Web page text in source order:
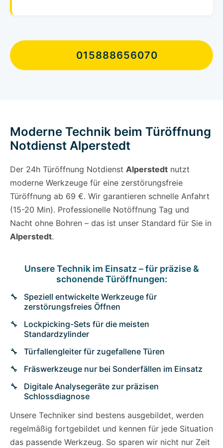
015888656070
Moderne Technik beim Türöffnung
Notdienst Alperstedt
Der 24h Türöffnung Notdienst Alperstedt nutzt
moderne Werkzeuge für eine zerstörungsfreie
Türöffnung ab 69 €. Wir garantieren schnelle Anfahrt
(15-20 Min). Professionelle Notöffnung Tag und
Nacht ohne Bohren – das ist unser Standard für Sie in
Alperstedt.
Unsere Technik im Einsatz – für präzise &
schonende Türöffnungen:
Speziell entwickelte Werkzeuge für
zerstörungsfreies Öffnen
Lockpicking-Sets für die meisten
Standardzylinder
Türfallengleiter für zugefallene Türen
Fräswerkzeuge nur bei Sonderfällen im Einsatz
Digitale Analysegeräte zur präzisen
Schlossdiagnose
Unsere Techniker sind bestens ausgebildet, werden
regelmäßig fortgebildet und kennen für jede Situation
das passende Werkzeug. So sparen wir nicht nur Zeit